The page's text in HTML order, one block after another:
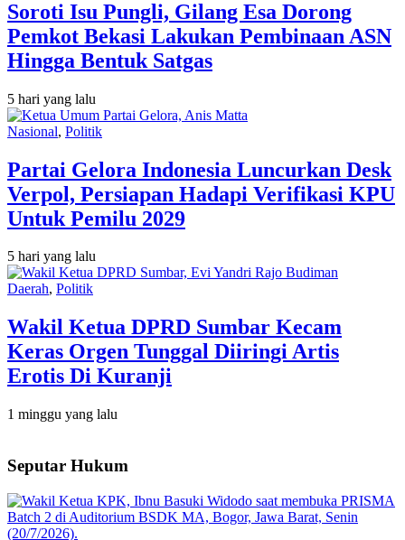
Soroti Isu Pungli, Gilang Esa Dorong
Pemkot Bekasi Lakukan Pembinaan ASN
Hingga Bentuk Satgas
5 hari yang lalu
Nasional, Politik
Partai Gelora Indonesia Luncurkan Desk
Verpol, Persiapan Hadapi Verifikasi KPU
Untuk Pemilu 2029
5 hari yang lalu
Daerah, Politik
Wakil Ketua DPRD Sumbar Kecam
Keras Orgen Tunggal Diiringi Artis
Erotis Di Kuranji
1 minggu yang lalu
Seputar Hukum